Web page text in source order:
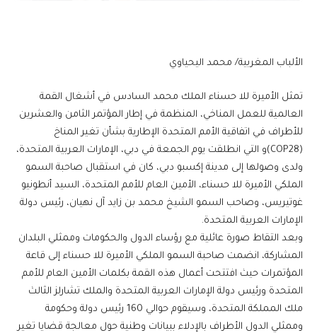
الألباب المغربية/ محمد اليحياوي
تمثل الأميرة للا حسناء الملك محمد السادس في أشغال القمة
العالمية للعمل المناخي، المنظمة في إطار المؤتمر الثامن والعشرين
للأطراف في اتفاقية الأمم المتحدة الإطارية بشأن تغير المناخ
(COP28)و التي انطلقت يوم الجمعة في دبي، الإمارات العربية المتحدة،
ولدى وصولها إلى مدينة إكسبو دبي، كان في استقبال صاحبة السمو
الملكي الأميرة للا حسناء، الأمين العام للأمم المتحدة، السيد أنطونيو
غوتيريس، وصاحب السمو الشيخ محمد بن زايد آل نهيان، رئيس دولة
الإمارات العربية المتحدة.
وبعد التقاط صورة عائلية مع رؤساء الدول والحكومات وممثلي البلدان
المشاركة، انضمت صاحبة السمو الملكي الأميرة للا حسناء إلى قاعة
المؤتمرات حيث افتتحت أعمال هذه القمة بكلمات الأمين العام للأمم
المتحدة ورئيس دولة الإمارات العربية المتحدة والملك تشارلز الثالث
ملك المملكة المتحدة، وسيقوم حوالي 160 رئيس دولة وحكومة
وممثلي الدول الأطراف بالإدلاء ببيانات وطنية حول معالجة قضايا تغير